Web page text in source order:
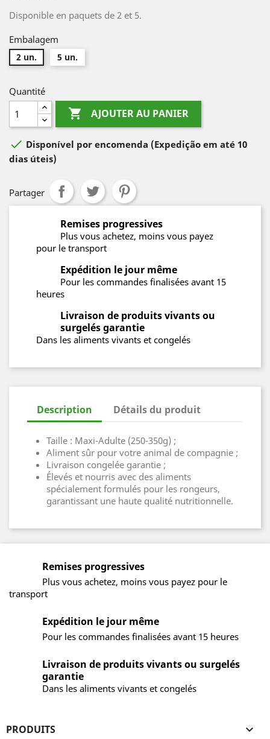
Disponible en paquets de 2 et 5.
Embalagem
2 un. 5 un.
Quantité
 AJOUTER AU PANIER
 Disponível por encomenda (Expedição em até 10
dias úteis)
Partager
Remises progressives
Plus vous achetez, moins vous payez
pour le transport
Expédition le jour même
Pour les commandes finalisées avant 15
heures
Livraison de produits vivants ou
surgelés garantie
Dans les aliments vivants et congelés
Description Détails du produit
Taille : Maxi-Adulte (250-350g) ;
Aliment sûr pour votre animal de compagnie ;
Livraison congelée garantie ;
Élevés et nourris avec des aliments
spécialement formulés pour les rongeurs,
garantissant une haute qualité nutritionnelle.
Remises progressives
Plus vous achetez, moins vous payez pour le
transport
Expédition le jour même
Pour les commandes finalisées avant 15 heures
Livraison de produits vivants ou surgelés
garantie
Dans les aliments vivants et congelés
PRODUITS 